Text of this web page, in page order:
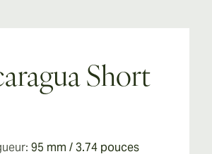
Short
95 mm / 3.74 pouces